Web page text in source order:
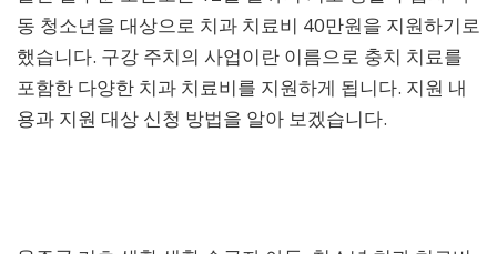
동 청소년을 대상으로 치과 치료비 40만원을 지원하기로
했습니다. 구강 주치의 사업이란 이름으로 충치 치료를
포함한 다양한 치과 치료비를 지원하게 됩니다. 지원 내
용과 지원 대상 신청 방법을 알아 보겠습니다.